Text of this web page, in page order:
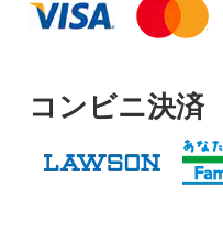
コンビニ決済